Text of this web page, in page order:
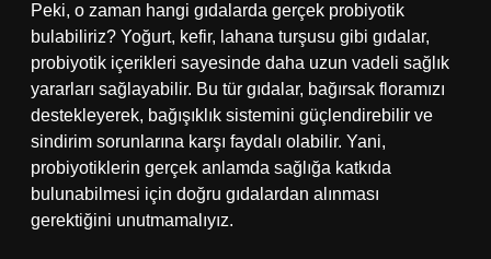
Peki, o zaman hangi gıdalarda gerçek probiyotik
bulabiliriz? Yoğurt, kefir, lahana turşusu gibi gıdalar,
probiyotik içerikleri sayesinde daha uzun vadeli sağlık
yararları sağlayabilir. Bu tür gıdalar, bağırsak floramızı
destekleyerek, bağışıklık sistemini güçlendirebilir ve
sindirim sorunlarına karşı faydalı olabilir. Yani,
probiyotiklerin gerçek anlamda sağlığa katkıda
bulunabilmesi için doğru gıdalardan alınması
gerektiğini unutmamalıyız.